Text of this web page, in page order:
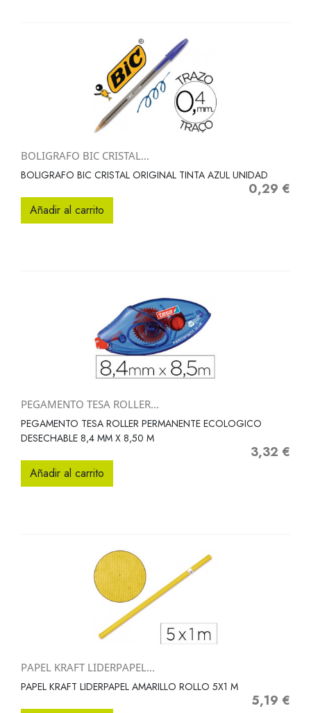
BOLIGRAFO BIC CRISTAL...
BOLIGRAFO BIC CRISTAL ORIGINAL TINTA AZUL UNIDAD
Precio
0,29 €
Añadir al carrito
PEGAMENTO TESA ROLLER...
PEGAMENTO TESA ROLLER PERMANENTE ECOLOGICO
DESECHABLE 8,4 MM X 8,50 M
Precio
3,32 €
Añadir al carrito
PAPEL KRAFT LIDERPAPEL...
PAPEL KRAFT LIDERPAPEL AMARILLO ROLLO 5X1 M
Precio
5,19 €